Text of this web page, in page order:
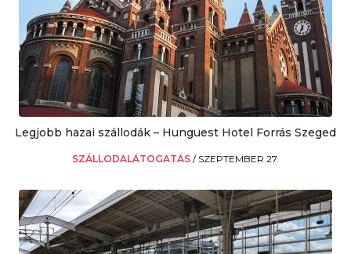
Legjobb hazai szállodák – Hunguest Hotel Forrás Szeged
SZÁLLODALÁTOGATÁS / SZEPTEMBER 27.